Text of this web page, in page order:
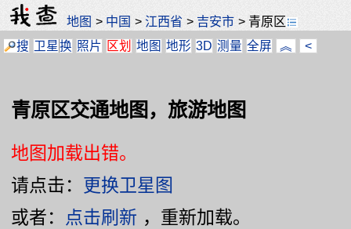
地图 > 中国 > 江西省 > 吉安市 > 青原区
搜 卫星换 照片 区划 地图 地形 3D 测量 全屏 ︽ <
青原区交通地图，旅游地图
地图加载出错。
请点击： 更换卫星图
或者： 点击刷新 ，重新加载。